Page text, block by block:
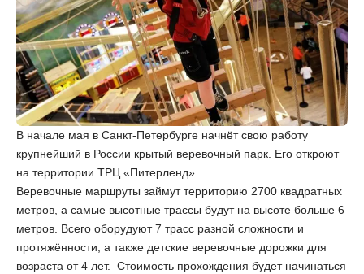
В начале мая в Санкт-Петербурге начнёт свою работу
крупнейший в России крытый веревочный парк. Его откроют
на территории ТРЦ «Питерленд».
Веревочные маршруты займут территорию 2700 квадратных
метров, а самые высотные трассы будут на высоте больше 6
метров. Всего оборудуют 7 трасс разной сложности и
протяжённости, а также детские веревочные дорожки для
возраста от 4 лет. Стоимость прохождения будет начинаться